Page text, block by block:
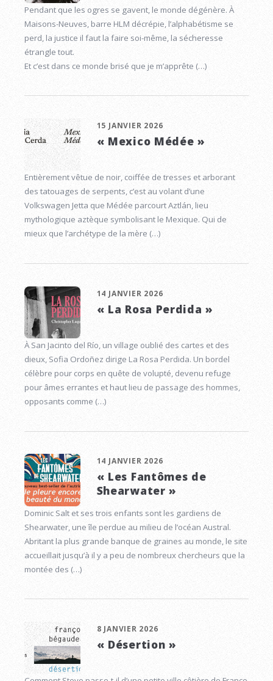
Pendant que les ogres se gavent, le monde dégénère. À
Maisons-Neuves, barre HLM décrépie, l’alphabétisme se
perd, la justice il faut la faire soi-même, la sécheresse
étrangle tout.
Et c’est dans ce monde brisé que je m’apprête (…)
15 JANVIER 2026
« Mexico Médée »
Entièrement vêtue de noir, coiffée de tresses et arborant
des tatouages de serpents, c’est au volant d’une
Volkswagen Jetta que Médée parcourt Aztlán, lieu
mythologique aztèque symbolisant le Mexique. Qui de
mieux que l’archétype de la mère (…)
14 JANVIER 2026
« La Rosa Perdida »
À San Jacinto del Río, un village oublié des cartes et des
dieux, Sofia Ordoñez dirige La Rosa Perdida. Un bordel
célèbre pour corps en quête de volupté, devenu refuge
pour âmes errantes et haut lieu de passage des hommes,
opposants comme (…)
14 JANVIER 2026
« Les Fantômes de
Shearwater »
Dominic Salt et ses trois enfants sont les gardiens de
Shearwater, une île perdue au milieu de l’océan Austral.
Abritant la plus grande banque de graines au monde, le site
accueillait jusqu’à il y a peu de nombreux chercheurs que la
montée des (…)
8 JANVIER 2026
« Désertion »